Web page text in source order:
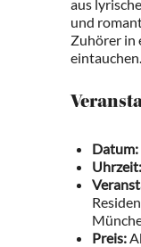
aus
und
Zuhörer in
eintauchen.
Datum:
Uhrzeit:
Preis: